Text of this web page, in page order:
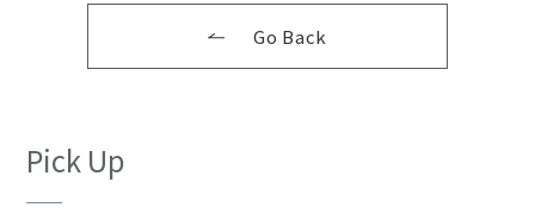
Go Back
Pick Up